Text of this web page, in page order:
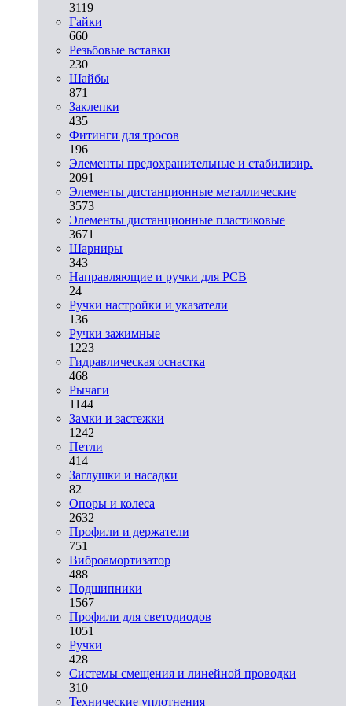
3119
Гайки
660
Резьбовые вставки
230
Шайбы
871
Заклепки
435
Фитинги для тросов
196
Элементы предохранительные и стабилизир.
2091
Элементы дистанционные металлические
3573
Элементы дистанционные пластиковые
3671
Шарниры
343
Направляющие и ручки для PCB
24
Ручки настройки и указатели
136
Ручки зажимные
1223
Гидравлическая оснастка
468
Рычаги
1144
Замки и застежки
1242
Петли
414
Заглушки и насадки
82
Опоры и колеса
2632
Профили и держатели
751
Виброамортизатор
488
Подшипники
1567
Профили для светодиодов
1051
Ручки
428
Системы смещения и линейной проводки
310
Технические уплотнения